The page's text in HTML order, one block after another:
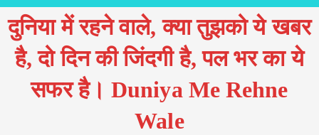
दुनिया में रहने वाले, क्या तुझको ये खबर
है, दो दिन की जिंदगी है, पल भर का ये
सफर है। Duniya Me Rehne
Wale